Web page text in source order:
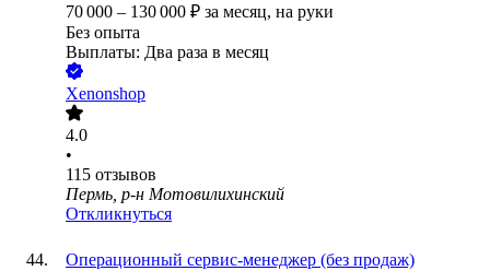
70 000 – 130 000 ₽ за месяц, на руки
Без опыта
Выплаты: Два раза в месяц
Xenonshop
4.0
•
115 отзывов
Пермь, р-н Мотовилихинский
Откликнуться
Операционный сервис-менеджер (без продаж)